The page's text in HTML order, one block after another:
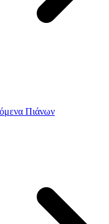
Πιάνων